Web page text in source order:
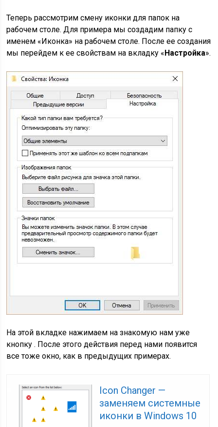
Теперь рассмотрим смену иконки для папок на
рабочем столе. Для примера мы создадим папку с
именем «Иконка» на рабочем столе. После ее создания
мы перейдем к ее свойствам на вкладку « Настройка».
На этой вкладке нажимаем на знакомую нам уже
кнопку . После этого действия перед нами появится
все тоже окно, как в предыдущих примерах.
Icon Changer —
заменяем системные
иконки в Windows 10